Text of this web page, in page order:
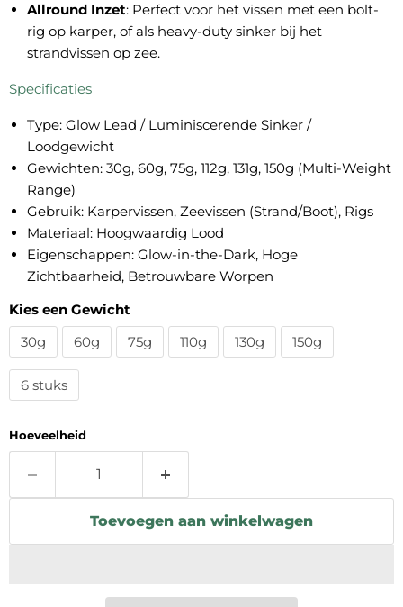
Allround Inzet: Perfect voor het vissen met een bolt-
rig op karper, of als heavy-duty sinker bij het
strandvissen op zee.
Specificaties
Type: Glow Lead / Luminiscerende Sinker /
Loodgewicht
Gewichten: 30g, 60g, 75g, 112g, 131g, 150g (Multi-Weight
Range)
Gebruik: Karpervissen, Zeevissen (Strand/Boot), Rigs
Materiaal: Hoogwaardig Lood
Eigenschappen: Glow-in-the-Dark, Hoge
Zichtbaarheid, Betrouwbare Worpen
Kies een Gewicht
30g
60g 75g 110g 130g 150g
6 stuks
Hoeveelheid
Toevoegen aan winkelwagen